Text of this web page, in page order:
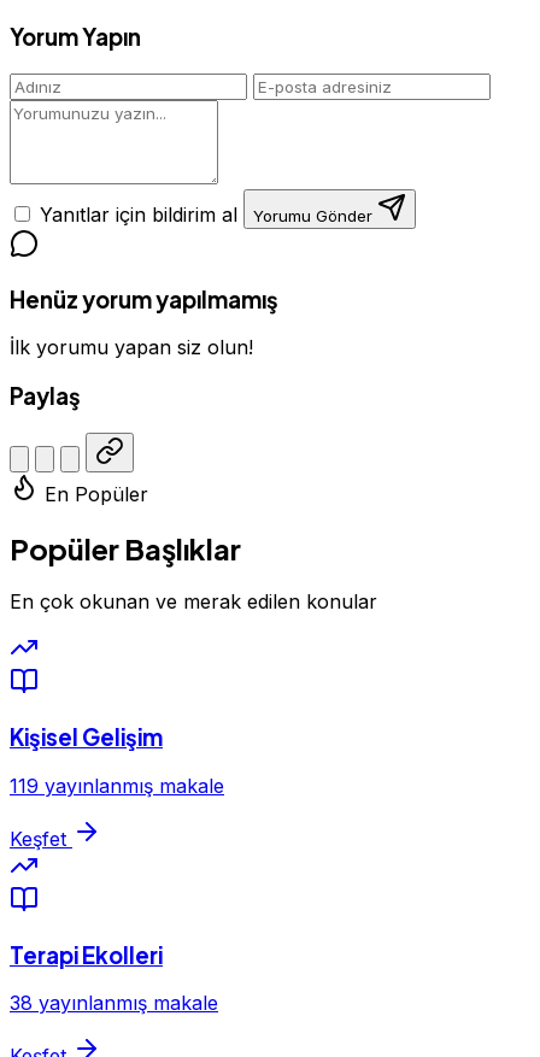
Yorum Yapın
Yanıtlar için bildirim al Yorumu Gönder
Henüz yorum yapılmamış
İlk yorumu yapan siz olun!
Paylaş
En Popüler
Popüler Başlıklar
En çok okunan ve merak edilen konular
Kişisel Gelişim
119 yayınlanmış makale
Keşfet
Terapi Ekolleri
38 yayınlanmış makale